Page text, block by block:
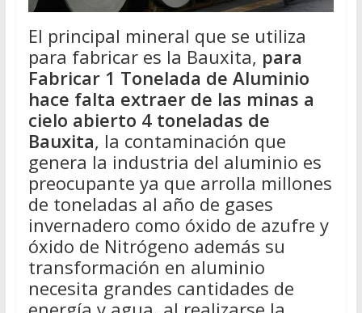
El principal mineral que se utiliza
para fabricar es la Bauxita, para
Fabricar 1 Tonelada de Aluminio
hace falta extraer de las minas a
cielo abierto 4 toneladas de
Bauxita, la contaminación que
genera la industria del aluminio es
preocupante ya que arrolla millones
de toneladas al año de gases
invernadero como óxido de azufre y
óxido de Nitrógeno además su
transformación en aluminio
necesita grandes cantidades de